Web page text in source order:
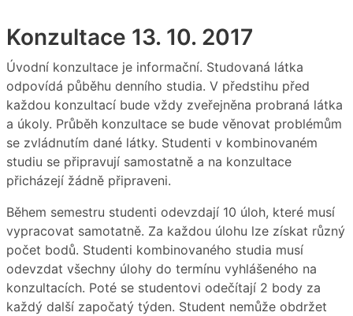
Konzultace 13. 10. 2017
Úvodní konzultace je informační. Studovaná látka
odpovídá půběhu denního studia. V předstihu před
každou konzultací bude vždy zveřejněna probraná látka
a úkoly. Průběh konzultace se bude věnovat problémům
se zvládnutím dané látky. Studenti v kombinovaném
studiu se připravují samostatně a na konzultace
přicházejí žádně připraveni.
Během semestru studenti odevzdají 10 úloh, které musí
vypracovat samotatně. Za každou úlohu lze získat různý
počet bodů. Studenti kombinovaného studia musí
odevzdat všechny úlohy do termínu vyhlášeného na
konzultacích. Poté se studentovi odečítají 2 body za
každý další započatý týden. Student nemůže obdržet